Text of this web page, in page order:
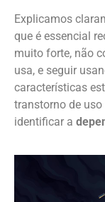
Explicamos
que é essencial
muito forte, não
usa, e seguir
características
transtorno de
identificar a